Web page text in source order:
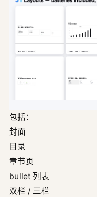
包括：
封面
目录
章节页
bullet 列表
双栏 / 三栏